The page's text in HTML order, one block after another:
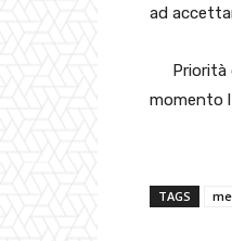
ad
Priorità
momento
TAGS